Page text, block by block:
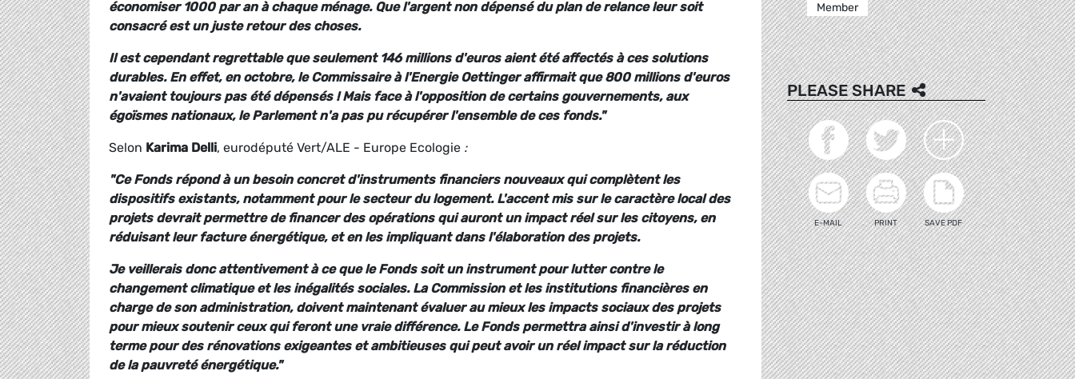
économiser 1000 par an à chaque ménage. Que l'argent non dépensé du plan de relance leur soit
consacré est un juste retour des choses.
Il est cependant regrettable que seulement 146 millions d'euros aient été affectés à ces solutions
durables. En effet, en octobre, le Commissaire à l'Energie Oettinger affirmait que 800 millions d'euros
n'avaient toujours pas été dépensés ! Mais face à l'opposition de certains gouvernements, aux
égoïsmes nationaux, le Parlement n'a pas pu récupérer l'ensemble de ces fonds."
Selon Karima Delli, eurodéputé Vert/ALE - Europe Ecologie :
"Ce Fonds répond à un besoin concret d'instruments financiers nouveaux qui complètent les
dispositifs existants, notamment pour le secteur du logement. L'accent mis sur le caractère local des
projets devrait permettre de financer des opérations qui auront un impact réel sur les citoyens, en
réduisant leur facture énergétique, et en les impliquant dans l'élaboration des projets.
Je veillerais donc attentivement à ce que le Fonds soit un instrument pour lutter contre le
changement climatique et les inégalités sociales. La Commission et les institutions financières en
charge de son administration, doivent maintenant évaluer au mieux les impacts sociaux des projets
pour mieux soutenir ceux qui feront une vraie différence. Le Fonds permettra ainsi d'investir à long
terme pour des rénovations exigeantes et ambitieuses qui peut avoir un réel impact sur la réduction
de la pauvreté énergétique."
Member
PLEASE SHARE
E-MAIL PRINT SAVE PDF